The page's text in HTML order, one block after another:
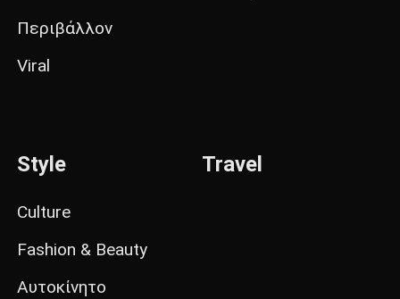
Περιβάλλον
Viral
Style
Culture
Fashion & Beauty
Αυτοκίνητο
Travel